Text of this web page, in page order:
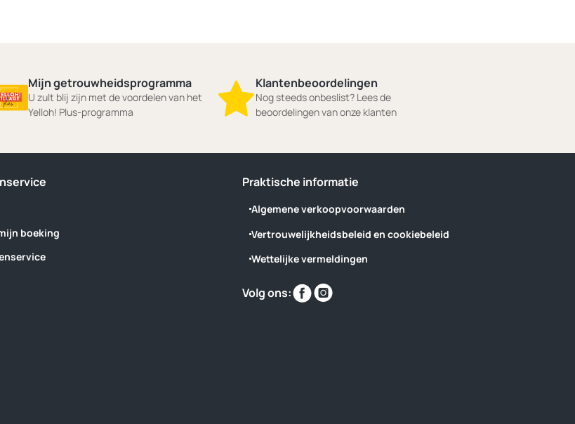
Mijn getrouwheidsprogramma
U zult blij zijn met de voordelen van het
Yelloh! Plus-programma
Klantenbeoordelingen
Nog steeds onbeslist? Lees de
beoordelingen van onze klanten
boeking
Praktische informatie
Algemene verkoopvoorwaarden
Vertrouwelijkheidsbeleid en cookiebeleid
Wettelijke vermeldingen
Volg ons:
Vind
ons